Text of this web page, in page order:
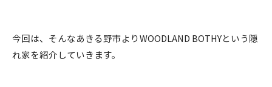
今回は、そんなあきる野市よりWOODLAND BOTHYという隠
れ家を紹介していきます。